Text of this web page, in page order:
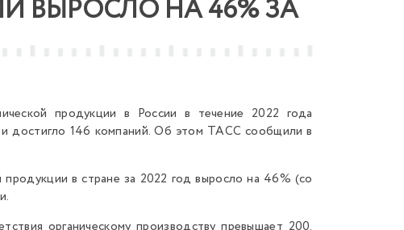
ВЫРОСЛО НА 46% ЗА
продукции в России в течение 2022 года
и достигло 146 компаний. Об этом ТАСС сообщили в
в стране за 2022 год выросло на 46% (со
органическому производству превышает 200.